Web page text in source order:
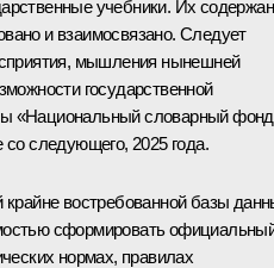
учебники. Их
и взаимосвязано. Следует
мышления нынешней
государственной
«Национальный словарный
следующего, 2025 года.
крайне востребованной базы
сформировать
нормах, правилах